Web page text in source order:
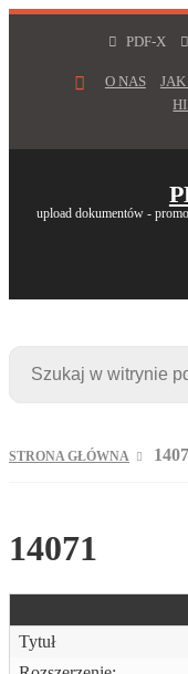
PDF-X
O NAS
upload dokumentów -
STRONA GŁÓWNA
14071
Tytuł